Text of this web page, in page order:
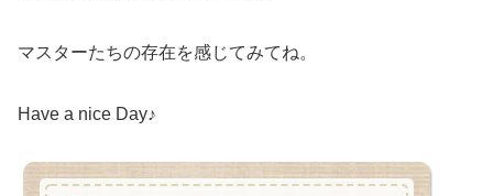
マスターたちの存在を感じてみてね。
Have a nice Day♪